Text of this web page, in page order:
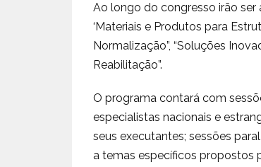
Ao longo do congresso irão ser
‘Materiais e Produtos para
Normalização”, “Soluções
Reabilitação”.
O programa contará com
especialistas nacionais e
seus executantes; sessões
a temas específicos propostos